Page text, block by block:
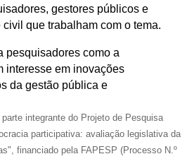
gestores públicos e
que trabalham com o tema.
pesquisadores como a
interesse em inovações
da gestão pública e
integrante do Projeto de Pesquisa
participativa: avaliação legislativa da
financiado pela FAPESP (Processo N.º